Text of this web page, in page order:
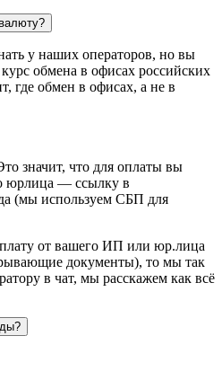
у наших операторов, но вы
обмена в офисах российских
где обмен в офисах, а не в
значит, что для оплаты вы
юрлица — ссылку в
(мы используем СБП для
от вашего ИП или юр.лица
документы), то мы так
в чат, мы расскажем как всё